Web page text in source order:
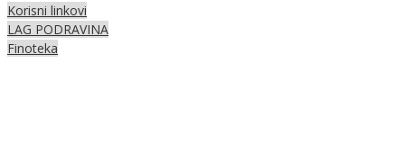
Korisni linkovi
LAG PODRAVINA
Finoteka